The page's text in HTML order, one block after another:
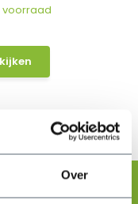
Over
voorraad